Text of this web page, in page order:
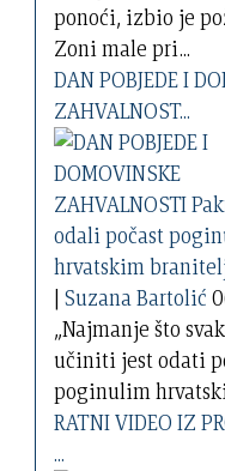
ponoći, izbio je
Zoni male pri...
DAN POBJEDE I
ZAHVALNOST...
| Suzana Bartolić
„Najmanje što
učiniti jest odati
poginulim
RATNI VIDEO IZ
...